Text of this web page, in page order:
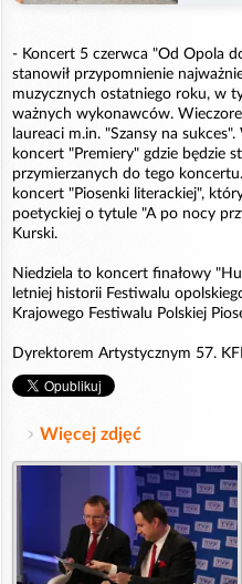
- Koncert 5 czerwca "Od Opola
stanowił przypomnienie
muzycznych ostatniego roku, w
ważnych wykonawców.
laureaci m.in. "Szansy na
koncert "Premiery" gdzie będzie
przymierzanych do tego
koncert "Piosenki literackiej",
poetyckiej o tytule "A po nocy
Kurski.
Niedziela to koncert finałowy
letniej historii Festiwalu
Krajowego Festiwalu Polskiej
Dyrektorem Artystycznym 57.
Więcej zdjęć